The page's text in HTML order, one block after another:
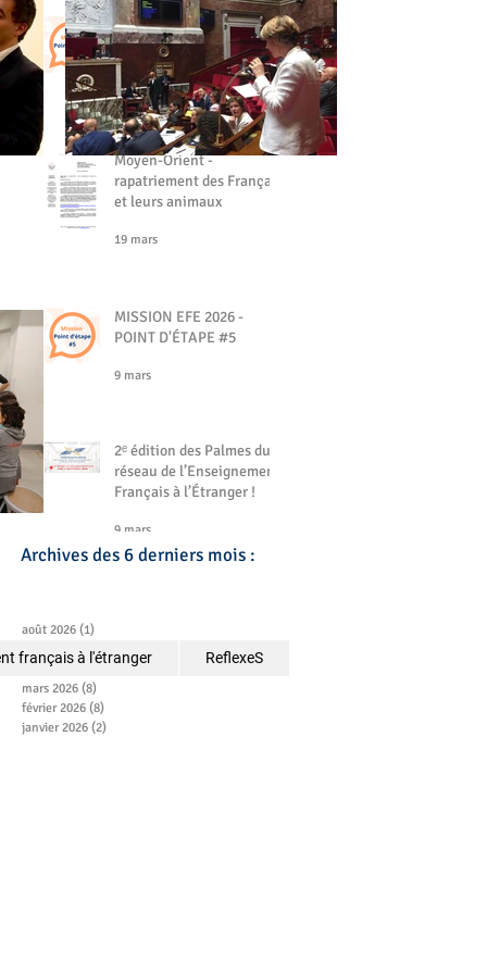
MISSION EFE - POINT
D'ÉTAPE #6
19 mars
Moyen-Orient -
rapatriement des Français
et leurs animaux
19 mars
MISSION EFE 2026 -
POINT D'ÉTAPE #5
9 mars
2ᵉ édition des Palmes du
réseau de l’Enseignement
Français à l’Étranger !
9 mars
Archives des 6 derniers mois :
août 2026 (1)
juillet 2026 (2)2 posts
avril 2026
mars 2026 (8)
février 2026 (8)
janvier 2026 (2)
français à l'étranger ReflexeS